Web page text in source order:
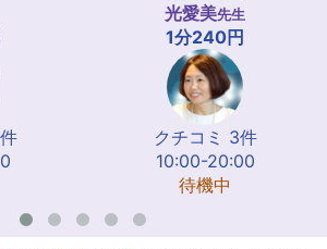
光愛美先生
1分240円
クチコミ 3件
10:00-20:00
待機中